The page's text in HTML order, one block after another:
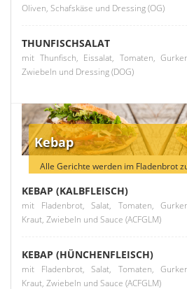
Oliven, Schafskäse und Dressing (OG)
THUNFISCHSALAT
mit Thunfisch, Eissalat, Tomaten,
Zwiebeln und Dressing (DOG)
Kebap
Alle Gerichte werden im Fladenbrot
KEBAP (KALBFLEISCH)
mit Fladenbrot, Salat, Tomaten,
Kraut, Zwiebeln und Sauce (ACFGLM)
KEBAP (HÜNCHENFLEISCH)
mit Fladenbrot, Salat, Tomaten,
Kraut, Zwiebeln und Sauce (ACFGLM)